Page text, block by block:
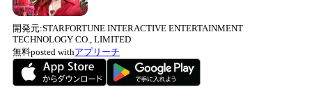
開発元:STARFORTUNE INTERACTIVE ENTERTAINMENT
TECHNOLOGY CO., LIMITED
無料posted withアプリーチ